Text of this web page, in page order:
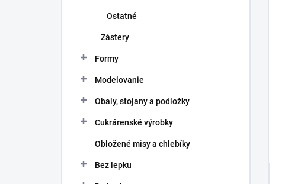
Ostatné
Zástery
Formy
Modelovanie
Obaly, stojany a podložky
Cukrárenské výrobky
Obložené misy a chlebíky
Bez lepku